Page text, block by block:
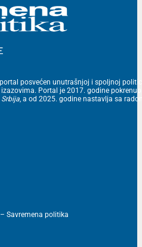
posvećen unutrašnjoj i spoljnoj
Portal je 2017. godine
Srbija, a od 2025. godine nastavlja sa
Savremena politika